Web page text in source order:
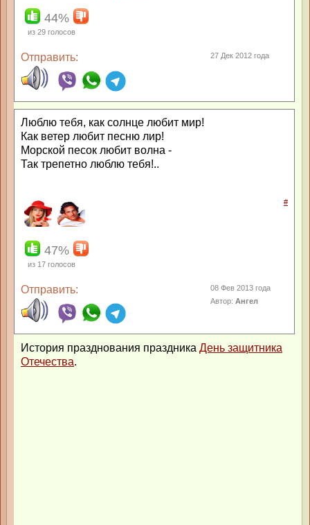
44%
из 29 голосов
Отправить: 27 Дек 2012 года
Люблю тебя, как солнце любит мир!
Как ветер любит песню лир!
Морской песок любит волна -
Так трепетно люблю тебя!..
#
47%
из 17 голосов
Отправить:
08 Фев 2013 года
Автор:Ангел
История празднования праздника День защитника
Отечества.